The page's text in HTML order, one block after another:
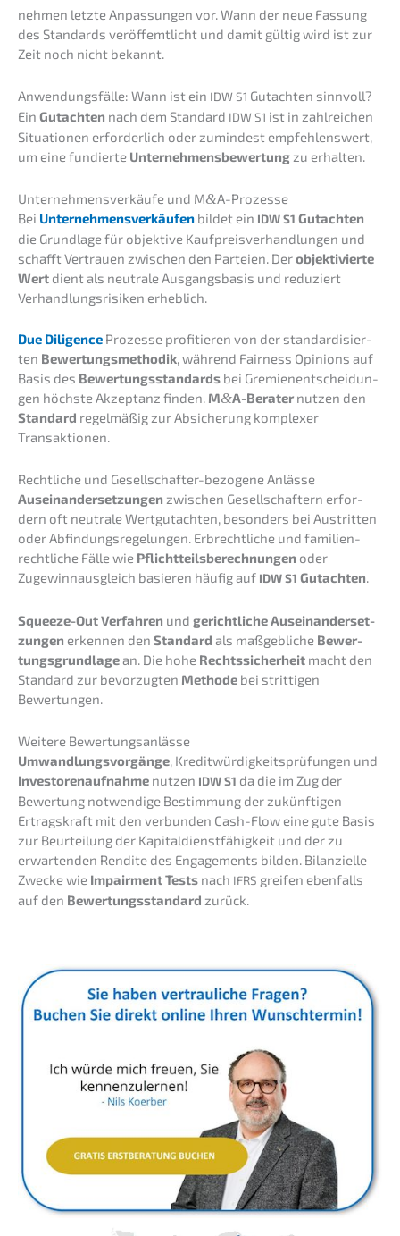
nehmen letzte Anpas­sun­gen vor. Wann der neue Fassung
des Standards veröf­femt­licht und damit gültig wird ist zur
Zeit noch nicht bekannt.
Anwen­dungs­fäl­le: Wann ist ein IDWS1 Gutach­ten sinnvoll?
Ein Gutach­ten nach dem Standard IDWS1 ist in zahlrei­chen
Situa­tio­nen erfor­der­lich oder zumin­dest empfeh­lens­wert,
um eine fundier­te Unter­neh­mens­be­wer­tung zu erhalten.
Unter­neh­mens­ver­käu­fe und M&A-Prozesse
Bei Unter­neh­mens­ver­käu­fen bildet ein IDWS1 Gutach­ten
die Grund­la­ge für objek­ti­ve Kaufpreis­ver­hand­lun­gen und
schafft Vertrau­en zwischen den Partei­en. Derobjek­ti­vier­te
Wert dient als neutra­le Ausgangs­ba­sis und reduziert
Verhand­lungs­ri­si­ken erheblich.
Due Diligence Prozes­se profi­tie­ren von der standar­di­sier­
ten Bewer­tungs­me­tho­dik, während Fairness Opini­ons auf
Basis des Bewer­tungs­stan­dards bei Gremi­en­ent­schei­dun­
gen höchs­te Akzep­tanz finden. M&A-Berater nutzen den
Standard regel­mä­ßig zur Absiche­rung komple­xer
Transaktionen.
Recht­li­che und Gesell­schaf­ter-bezoge­ne Anlässe
Ausein­an­der­set­zun­gen zwischen Gesell­schaf­tern erfor­
dern oft neutra­le Wertgut­ach­ten, beson­ders bei Austrit­ten
oder Abfin­dungs­re­ge­lun­gen. Erbrecht­li­che und famili­en­
recht­li­che Fälle wie Pflicht­teils­be­rech­nun­gen oder
Zugewinn­aus­gleich basie­ren häufig auf IDWS1 Gutach­ten.
Squeeze-Out Verfah­ren und gericht­li­che Ausein­an­der­set­
zun­gen erken­nen den Standard als maßgeb­li­che Bewer­
tungs­grund­la­gean. Die hohe Rechts­si­cher­heit macht den
Standard zur bevor­zug­ten Metho­de bei strit­ti­gen
Bewertungen.
Weite­re Bewertungsanlässe
Umwand­lungs­vor­gän­ge , Kredit­wür­dig­keits­prü­fun­gen und
Inves­to­ren­auf­nah­me nutzen IDWS1 da die im Zug der
Bewer­tung notwen­di­ge Bestim­mung der zukünf­ti­gen
Ertrags­kraft mit den verbun­den Cash-Flow eine gute Basis
zur Beurtei­lung der Kapital­dienst­fä­hig­keit und der zu
erwar­ten­den Rendi­te des Engage­ments bilden. Bilan­zi­el­le
Zwecke wie Impair­ment Tests nach IFRS greifen ebenfalls
auf den Bewer­tungs­stan­dard zurück.